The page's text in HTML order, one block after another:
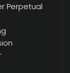
Perpetual